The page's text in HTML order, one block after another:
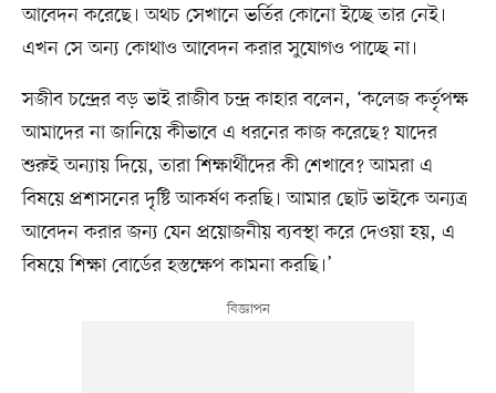
আবেদন করেছে। অথচ সেখানে ভর্তির কোনো ইচ্ছে তার নেই।
এখন সে অন্য কোথাও আবেদন করার সুযোগও পাচ্ছে না।
সজীব চন্দ্রের বড় ভাই রাজীব চন্দ্র কাহার বলেন, ‘কলেজ কর্তৃপক্ষ
আমাদের না জানিয়ে কীভাবে এ ধরনের কাজ করেছে? যাদের
শুরুই অন্যায় দিয়ে, তারা শিক্ষার্থীদের কী শেখাবে? আমরা এ
বিষয়ে প্রশাসনের দৃষ্টি আকর্ষণ করছি। আমার ছোট ভাইকে অন্যত্র
আবেদন করার জন্য যেন প্রয়োজনীয় ব্যবস্থা করে দেওয়া হয়, এ
বিষয়ে শিক্ষা বোর্ডের হস্তক্ষেপ কামনা করছি।’